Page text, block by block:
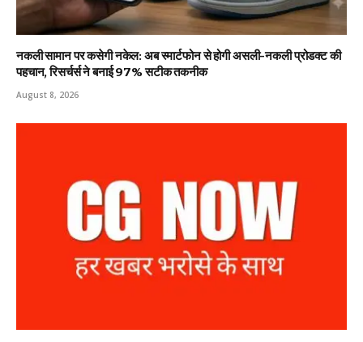
नकली सामान पर कसेगी नकेल: अब स्मार्टफोन से होगी असली-नकली प्रोडक्ट की
पहचान, रिसर्चर्स ने बनाई 97% सटीक तकनीक
August 8, 2026